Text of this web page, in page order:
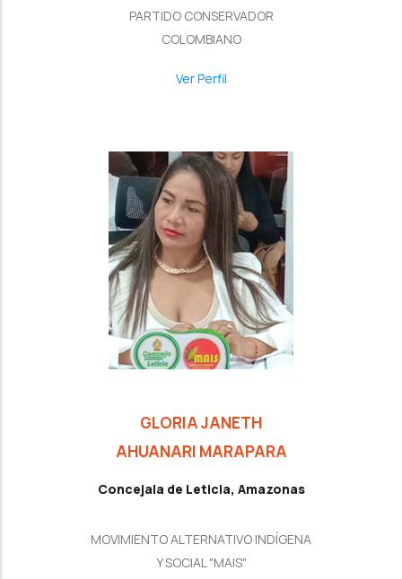
PARTIDO CONSERVADOR
COLOMBIANO
Ver Perfil
GLORIA JANETH
AHUANARI MARAPARA
Concejala de Leticia, Amazonas
MOVIMIENTO ALTERNATIVO INDÍGENA
Y SOCIAL "MAIS"